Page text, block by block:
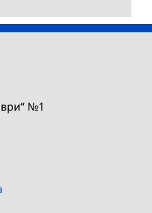
№1